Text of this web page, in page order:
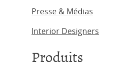
Presse & Médias
Interior Designers
Produits